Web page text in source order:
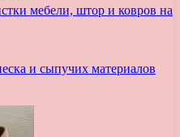
мебели, штор и ковров на
и сыпучих материалов